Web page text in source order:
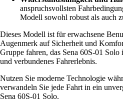
anspruchsvollsten
Modell sowohl robust als auch
Dieses Modell ist für erwachsene
Augenmerk auf Sicherheit und
Gruppe fahren, das Sena 60S-01
und verbundenes Fahrerlebnis.
Nutzen Sie moderne Technologie
verwandeln Sie jede Fahrt in ein
Sena 60S-01 Solo.